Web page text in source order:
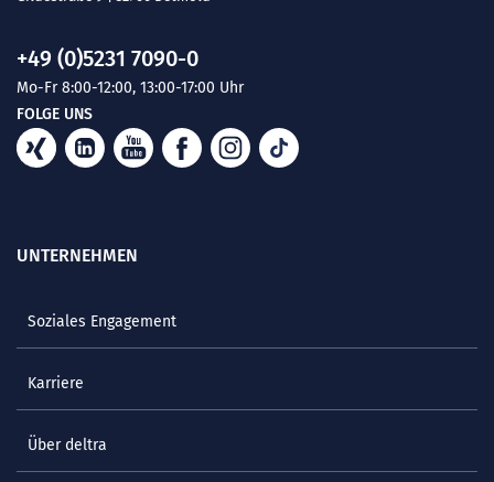
+49 (0)5231 7090-0
Mo-Fr 8:00-12:00, 13:00-17:00 Uhr
FOLGE UNS
UNTERNEHMEN
Soziales Engagement
Karriere
Über deltra